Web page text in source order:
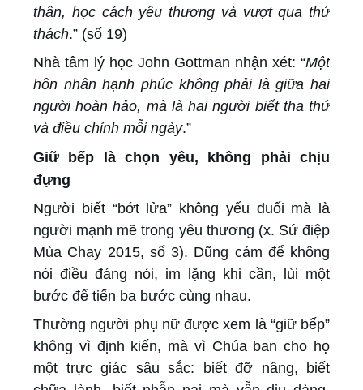
thân, học cách yêu thương và vượt qua thử
thách.” (số 19)
Nhà tâm lý học John Gottman nhận xét: “Một
hôn nhân hạnh phúc không phải là giữa hai
người hoàn hảo, mà là hai người biết tha thứ
và điều chỉnh mỗi ngày.”
Giữ bếp là chọn yêu, không phải chịu
đựng
Người biết “bớt lửa” không yếu đuối mà là
người mạnh mẽ trong yêu thương (x. Sứ điệp
Mùa Chay 2015, số 3). Dũng cảm để không
nói điều đáng nói, im lặng khi cần, lùi một
bước để tiến ba bước cùng nhau.
Thường người phụ nữ được xem là “giữ bếp”
không vì định kiến, mà vì Chúa ban cho họ
một trực giác sâu sắc: biết đỡ nâng, biết